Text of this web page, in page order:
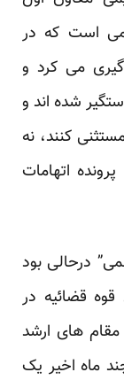
است که در
گیری می کرد و
شده اند و
کنند، نه
اتهامات
درحالی بود
قضائیه در
های ارشد
ماه اخیر یک